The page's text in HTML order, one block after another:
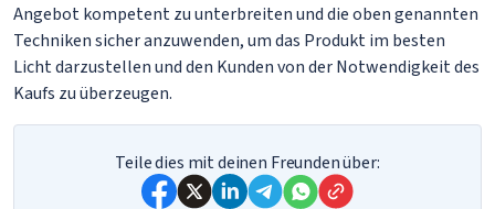
Angebot kompetent zu unterbreiten und die oben genannten
Techniken sicher anzuwenden, um das Produkt im besten
Licht darzustellen und den Kunden von der Notwendigkeit des
Kaufs zu überzeugen.
Teile dies mit deinen Freunden über: